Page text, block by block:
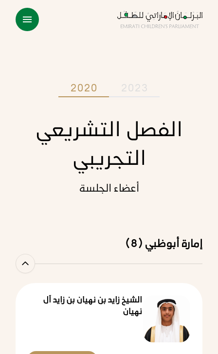
2023
2020
الفصل التشريعي
التجريبي
أعضاء الجلسة
إمارة أبوظبي (8)
الشيخ زايد بن نهيان بن زايد آل
نهيان